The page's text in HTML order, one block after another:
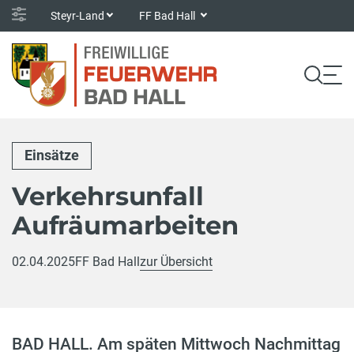
Steyr-Land FF Bad Hall
Einsätze
Verkehrsunfall
Aufräumarbeiten
02.04.2025FF Bad Hallzur Übersicht
BAD HALL. Am späten Mittwoch Nachmittag